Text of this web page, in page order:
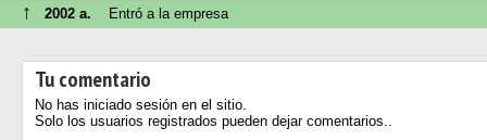
↑ 2002 a. Entró a la empresa
Tu comentario
No has iniciado sesión en el sitio.
Solo los usuarios registrados pueden dejar comentarios..